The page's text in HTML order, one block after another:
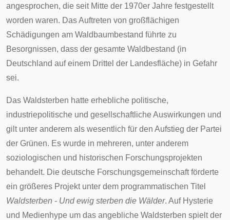
angesprochen, die seit Mitte der 1970er Jahre festgestellt
worden waren. Das Auftreten von großflächigen
Schädigungen am Waldbaumbestand führte zu
Besorgnissen, dass der gesamte Waldbestand (in
Deutschland auf einem Drittel der Landesfläche) in Gefahr
sei.
Das Waldsterben hatte erhebliche politische,
industriepolitische und gesellschaftliche Auswirkungen und
gilt unter anderem als wesentlich für den Aufstieg der Partei
der Grünen. Es wurde in mehreren, unter anderem
soziologischen und historischen Forschungsprojekten
behandelt. Die deutsche Forschungsgemeinschaftförderte
ein größeres Projekt unter dem programmatischen Titel
Waldsterben - Und ewig sterben die Wälder. Auf Hysterie
und Medienhype um das angebliche Waldsterben spielt der